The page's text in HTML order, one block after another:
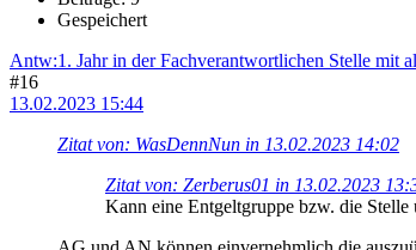
Gespeichert
Antw:1. Jahr in der Fachverantwortlichen Stelle mit
#16
13.02.2023 15:44
Zitat von: WasDennNun in 13.02.2023 14:02
Zitat von: Zerberus01 in 13.02.2023
Kann eine Entgeltgruppe bzw. die Stelle